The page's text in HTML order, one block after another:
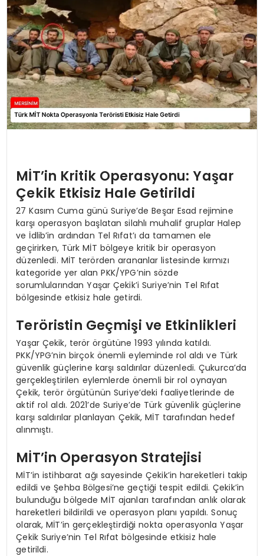
MİT’in Kritik Operasyonu: Yaşar
Çekik Etkisiz Hale Getirildi
27 Kasım Cuma günü Suriye’de Beşar Esad rejimine
karşı operasyon başlatan silahlı muhalif gruplar Halep
ve İdlib’in ardından Tel Rıfat’ı da tamamen ele
geçirirken, Türk MİT bölgeye kritik bir operasyon
düzenledi. MİT terörden arananlar listesinde kırmızı
kategoride yer alan PKK/YPG’nin sözde
sorumlularından Yaşar Çekik’i Suriye’nin Tel Rıfat
bölgesinde etkisiz hale getirdi.
Teröristin Geçmişi ve Etkinlikleri
Yaşar Çekik, terör örgütüne 1993 yılında katıldı.
PKK/YPG’nin birçok önemli eyleminde rol aldı ve Türk
güvenlik güçlerine karşı saldırılar düzenledi. Çukurca’da
gerçekleştirilen eylemlerde önemli bir rol oynayan
Çekik, terör örgütünün Suriye’deki faaliyetlerinde de
aktif rol aldı. 2021’de Suriye’de Türk güvenlik güçlerine
karşı saldırılar planlayan Çekik, MİT tarafından hedef
alınmıştı.
MİT’in Operasyon Stratejisi
MİT’in istihbarat ağı sayesinde Çekik’in hareketleri takip
edildi ve Şehba Bölgesi’ne geçtiği tespit edildi. Çekik’in
bulunduğu bölgede MİT ajanları tarafından anlık olarak
hareketleri bildirildi ve operasyon planı yapıldı. Sonuç
olarak, MİT’in gerçekleştirdiği nokta operasyonla Yaşar
Çekik Suriye’nin Tel Rıfat bölgesinde etkisiz hale
getirildi.